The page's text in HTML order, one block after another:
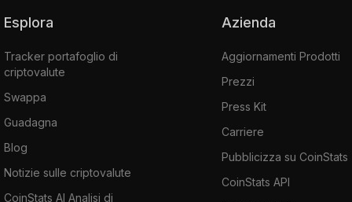
Esplora
Tracker portafoglio di
criptovalute
Swappa
Guadagna
Blog
Notizie sulle criptovalute
CoinStats AI Analisi di
Azienda
Aggiornamenti Prodotti
Prezzi
Press Kit
Carriere
Pubblicizza su CoinStats
CoinStats API